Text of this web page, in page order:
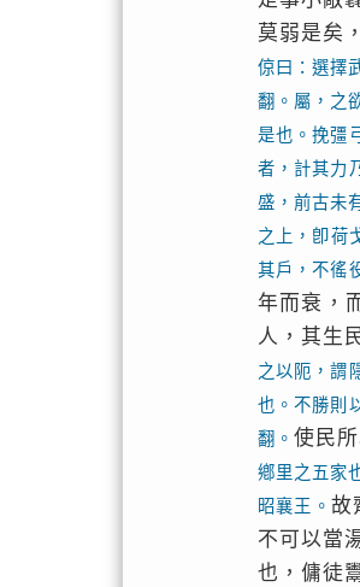
莫弱是矣
倞曰：選擇
翻。屬，之
是也。挽彊
者，計其力
盛，前古未
之上，卽荷
其戶，不徭
年而衰，
人，其生
之以阨，謂
也。不勝則
翻。 使民
鄕里之五家
昭襄王。故
不可以當
也，傭徒